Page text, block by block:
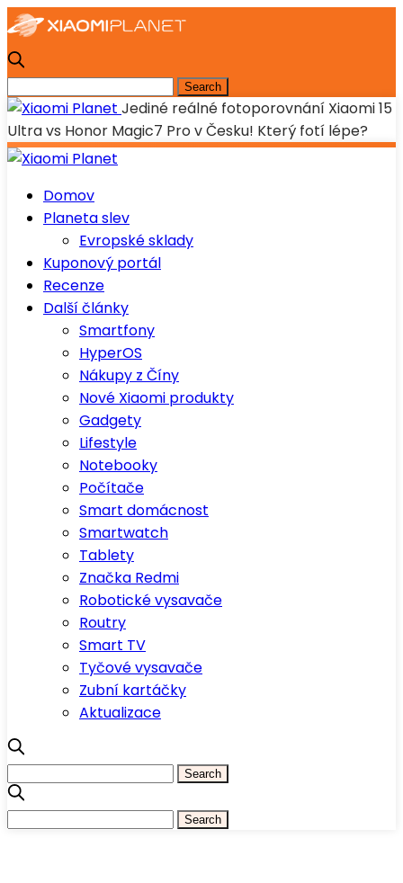
Jediné reálné fotoporovnání Xiaomi 15
Ultra vs Honor Magic7 Pro v Česku! Který fotí lépe?
Domov
Planeta slev
Evropské sklady
Kuponový portál
Recenze
Další články
Smartfony
HyperOS
Nákupy z Číny
Nové Xiaomi produkty
Gadgety
Lifestyle
Notebooky
Počítače
Smart domácnost
Smartwatch
Tablety
Značka Redmi
Robotické vysavače
Routry
Smart TV
Tyčové vysavače
Zubní kartáčky
Aktualizace